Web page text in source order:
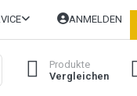
ANMELDEN
Produkte
Vergleichen